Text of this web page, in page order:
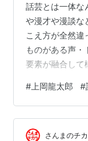
話芸とは一体な
や漫才や漫談な
こえ方が全然
ものがある声・
要素が融合して
なった上岡龍太
献杯の挨拶は何
と長所、趣味や
なっている引退
# 上岡龍太郎 #
さんまのチ